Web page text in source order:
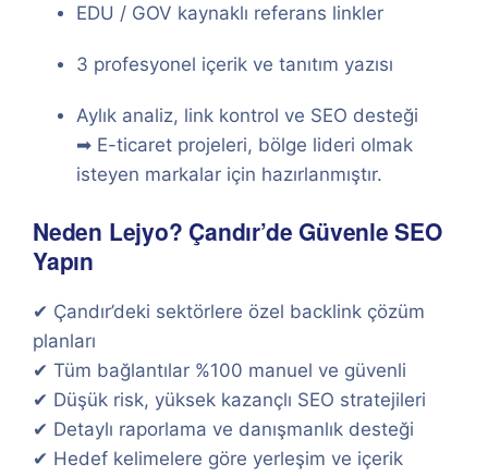
EDU / GOV kaynaklı referans linkler
3 profesyonel içerik ve tanıtım yazısı
Aylık analiz, link kontrol ve SEO desteği
➡ E-ticaret projeleri, bölge lideri olmak
isteyen markalar için hazırlanmıştır.
Neden Lejyo? Çandır’de Güvenle SEO
Yapın
✔ Çandır’deki sektörlere özel backlink çözüm
planları
✔ Tüm bağlantılar %100 manuel ve güvenli
✔ Düşük risk, yüksek kazançlı SEO stratejileri
✔ Detaylı raporlama ve danışmanlık desteği
✔ Hedef kelimelere göre yerleşim ve içerik